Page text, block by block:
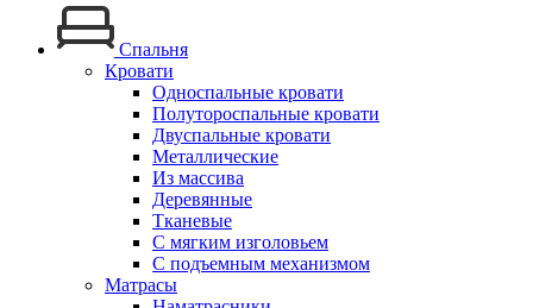
Спальня
Кровати
Односпальные кровати
Полутороспальные кровати
Двуспальные кровати
Металлические
Из массива
Деревянные
Тканевые
С мягким изголовьем
С подъемным механизмом
Матрасы